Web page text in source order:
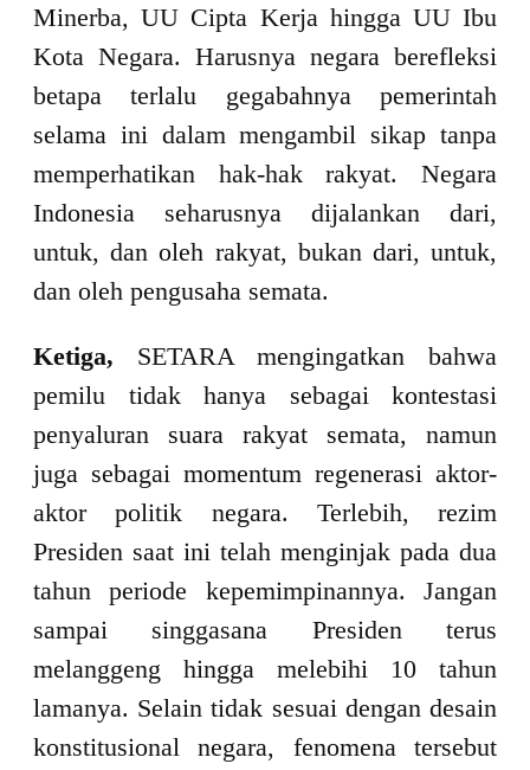
Minerba, UU Cipta Kerja hingga UU Ibu
Kota Negara. Harusnya negara berefleksi
betapa terlalu gegabahnya pemerintah
selama ini dalam mengambil sikap tanpa
memperhatikan hak-hak rakyat. Negara
Indonesia seharusnya dijalankan dari,
untuk, dan oleh rakyat, bukan dari, untuk,
dan oleh pengusaha semata.
Ketiga, SETARA mengingatkan bahwa
pemilu tidak hanya sebagai kontestasi
penyaluran suara rakyat semata, namun
juga sebagai momentum regenerasi aktor-
aktor politik negara. Terlebih, rezim
Presiden saat ini telah menginjak pada dua
tahun periode kepemimpinannya. Jangan
sampai singgasana Presiden terus
melanggeng hingga melebihi 10 tahun
lamanya. Selain tidak sesuai dengan desain
konstitusional negara, fenomena tersebut